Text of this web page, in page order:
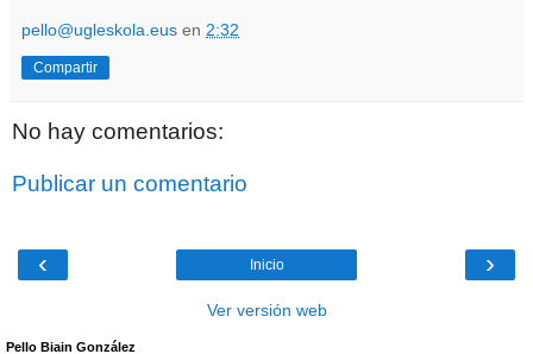
pello@ugleskola.eus en 2:32
Compartir
No hay comentarios:
Publicar un comentario
‹ ›
Inicio
Ver versión web
Pello Biain González